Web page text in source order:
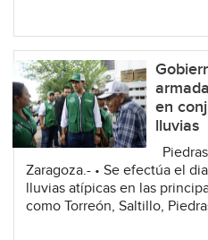
en
lluvias
Zaragoza.- • Se efectúa el
lluvias atípicas en las
como Torreón, Saltillo,